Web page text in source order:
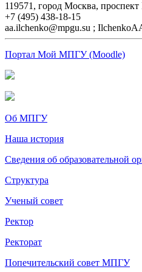
119571, город Москва,
+7 (495) 438-18-15
aa.ilchenko@mpgu.su ;
Портал Мой МПГУ (Moodle)
Об МПГУ
Наша история
Сведения об образовательной
Структура
Ученый совет
Ректор
Ректорат
Попечительский совет МПГУ